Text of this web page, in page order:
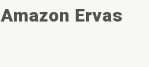
Amazon Ervas